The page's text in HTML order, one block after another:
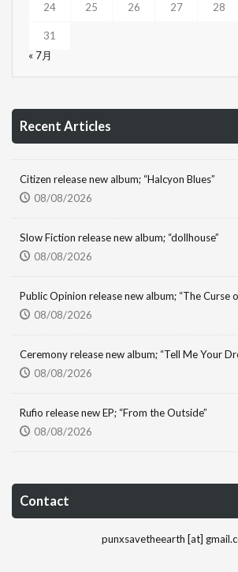
24 25 26 27 28
31
« 7月
Recent Articles
Citizen release new album; “Halcyon Blues”
08/08/2026
Slow Fiction release new album; “dollhouse”
08/08/2026
Public Opinion release new album; “The Curse
08/08/2026
Ceremony release new album; “Tell Me Your
08/08/2026
Rufio release new EP; “From the Outside”
08/08/2026
Contact
punxsavetheearth [at]